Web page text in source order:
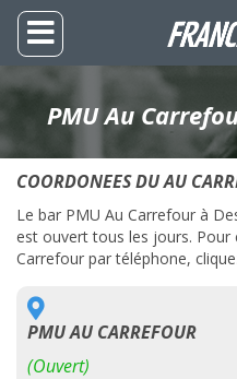
PMU Au
COORDONEES DU AU
Le bar PMU Au Carrefour à
est ouvert tous les jours. Pour
Carrefour par téléphone,
PMU AU CARREFOUR
(Ouvert)